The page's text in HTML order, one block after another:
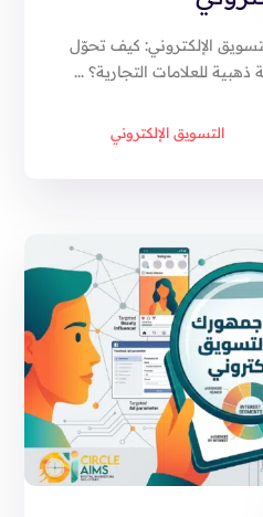
التسويق الإلكتروني
الإلكتروني: كيف تحوّل
للعلامات التجارية؟ ...